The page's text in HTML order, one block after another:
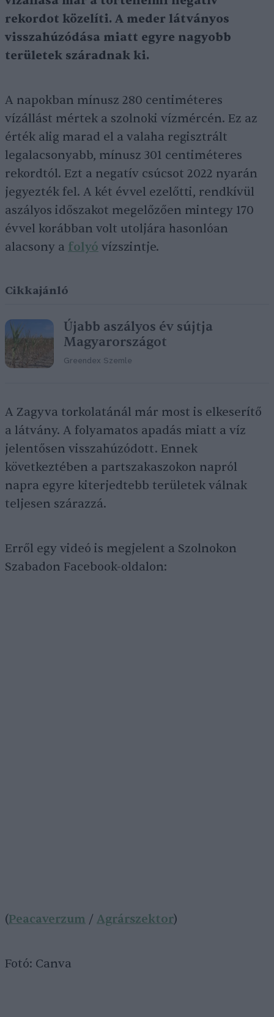
rekordot közelíti. A meder látványos
visszahúzódása miatt egyre nagyobb
területek száradnak ki.
A napokban mínusz 280 centiméteres
vízállást mértek a szolnoki vízmércén. Ez az
érték alig marad el a valaha regisztrált
legalacsonyabb, mínusz 301 centiméteres
rekordtól. Ezt a negatív csúcsot 2022 nyarán
jegyezték fel. A két évvel ezelőtti, rendkívül
aszályos időszakot megelőzően mintegy 170
évvel korábban volt utoljára hasonlóan
alacsony a folyó vízszintje.
Cikkajánló
Újabb aszályos év sújtja
Magyarországot
Greendex Szemle
A Zagyva torkolatánál már most is elkeserítő
a látvány. A folyamatos apadás miatt a víz
jelentősen visszahúzódott. Ennek
következtében a partszakaszokon napról
napra egyre kiterjedtebb területek válnak
teljesen szárazzá.
Erről egy videó is megjelent a Szolnokon
Szabadon Facebook-oldalon:
(Peacaverzum / Agrárszektor)
Fotó: Canva